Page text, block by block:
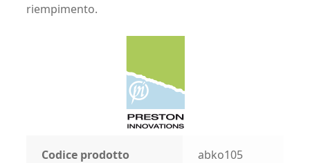
riempimento.
Codice prodotto abko105